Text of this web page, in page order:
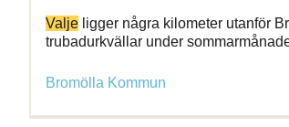
Valje ligger några kilometer utanför
trubadurkvällar under
Bromölla Kommun